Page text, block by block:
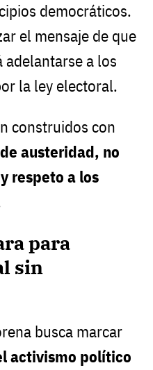
democráticos.
el mensaje de que
a los
la ley electoral.
construidos con
austeridad, no
respeto a los
para
sin
busca marcar
activismo político